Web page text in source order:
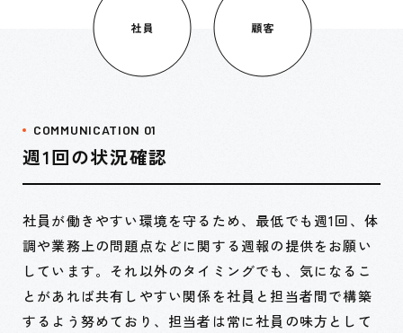
COMMUNICATION 01
週1回の状況確認
社員が働きやすい環境を守るため、最低でも週1回、体
調や業務上の問題点などに関する週報の提供をお願い
しています。それ以外のタイミングでも、気になるこ
とがあれば共有しやすい関係を社員と担当者間で構築
するよう努めており、担当者は常に社員の味方として